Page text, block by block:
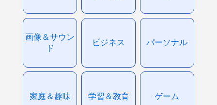
画像＆サウン
ド
ビジネス パーソナル
家庭＆趣味 学習＆教育 ゲーム